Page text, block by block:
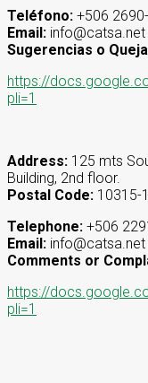
Teléfono: +506
Email: info@catsa.net
Sugerencias o
https://
pli=1
Address: 125 mts
Building, 2nd floor.
Postal Code: 10315-
Telephone: +506
Email: info@catsa.net
Comments or
https://
pli=1